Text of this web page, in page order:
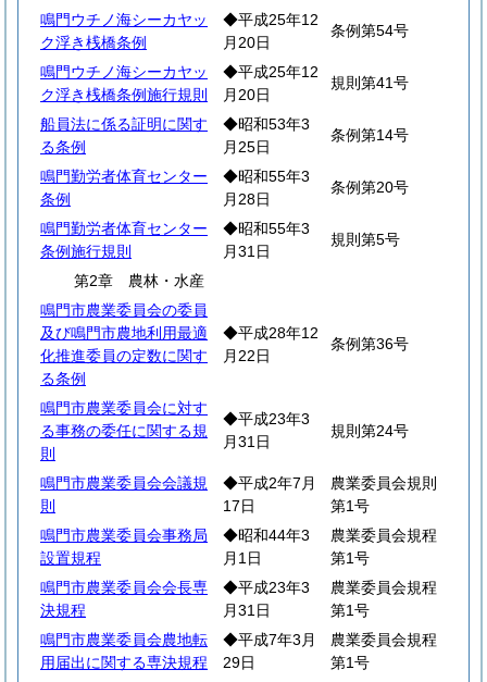
鳴門ウチノ海シーカヤッ
ク浮き桟橋条例
◆平成25年12
月20日
条例第54号
鳴門ウチノ海シーカヤッ
ク浮き桟橋条例施行規則
◆平成25年12
月20日
規則第41号
船員法に係る証明に関す
る条例
◆昭和53年3
月25日
条例第14号
鳴門勤労者体育センター
条例
◆昭和55年3
月28日
条例第20号
鳴門勤労者体育センター
条例施行規則
◆昭和55年3
月31日
規則第5号
第2章 農林・水産
鳴門市農業委員会の委員
及び鳴門市農地利用最適
化推進委員の定数に関す
る条例
◆平成28年12
月22日
条例第36号
鳴門市農業委員会に対す
る事務の委任に関する規
則
◆平成23年3
月31日
規則第24号
鳴門市農業委員会会議規
則
◆平成2年7月
17日
農業委員会規則
第1号
鳴門市農業委員会事務局
設置規程
◆昭和44年3
月1日
農業委員会規程
第1号
鳴門市農業委員会会長専
決規程
◆平成23年3
月31日
農業委員会規程
第1号
鳴門市農業委員会農地転
用届出に関する専決規程
◆平成7年3月
29日
農業委員会規程
第1号